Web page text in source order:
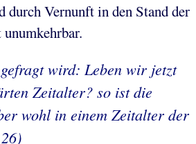
durch Vernunft in den Stand der
wird: Leben wir jetzt
Zeitalter? so ist die
wohl in einem Zeitalter der